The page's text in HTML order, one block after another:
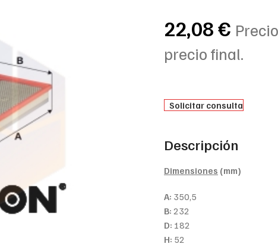
22,08€
precio final.
Solicitar consulta
Descripción
Dimensiones (mm)
A: 350,5
B: 232
D: 182
H: 52